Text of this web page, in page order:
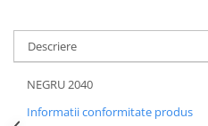
Descriere
NEGRU 2040
Informatii conformitate produs